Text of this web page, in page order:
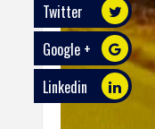
TECNOLOGÍA
ECO
PLAY
TRABAJOS
Twitter
Google +
Linkedin